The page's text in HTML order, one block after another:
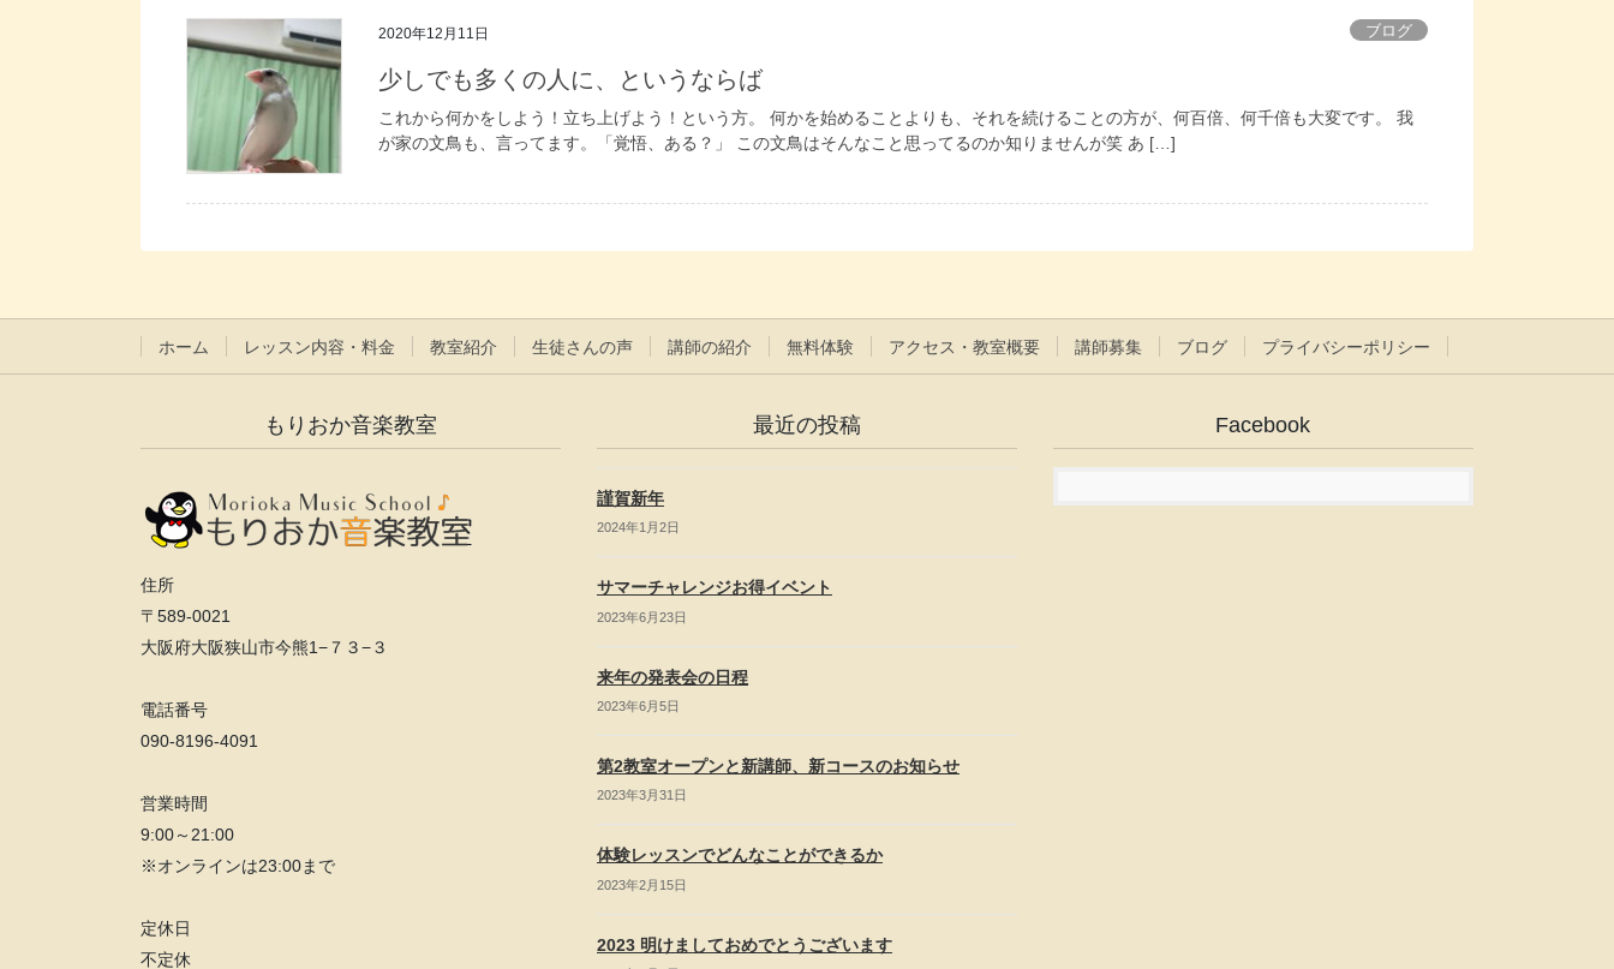
2020年12月11日 ブログ
少しでも多くの人に、というならば
これから何かをしよう！立ち上げよう！という方。 何かを始めることよりも、それを続けることの方が、何百倍、何千倍も大変です。 我
が家の文鳥も、言ってます。「覚悟、ある？」 この文鳥はそんなこと思ってるのか知りませんが笑 あ […]
ホーム レッスン内容・料金 教室紹介 生徒さんの声 講師の紹介 無料体験 アクセス・教室概要 講師募集 ブログ プライバシーポリシー
もりおか音楽教室
住所
〒589-0021
大阪府大阪狭山市今熊1−７３−３
電話番号
090-8196-4091
営業時間
9:00～21:00
※オンラインは23:00まで
定休日
不定休
最近の投稿
謹賀新年
2024年1月2日
サマーチャレンジお得イベント
2023年6月23日
来年の発表会の日程
2023年6月5日
第2教室オープンと新講師、新コースのお知らせ
2023年3月31日
体験レッスンでどんなことができるか
2023年2月15日
2023 明けましておめでとうございます
Facebook